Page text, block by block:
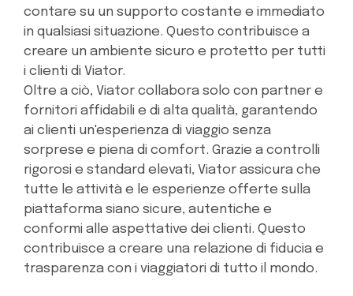
contare su un supporto costante e immediato
in qualsiasi situazione. Questo contribuisce a
creare un ambiente sicuro e protetto per tutti
i clienti di Viator.
Oltre a ciò, Viator collabora solo con partner e
fornitori affidabili e di alta qualità, garantendo
ai clienti un'esperienza di viaggio senza
sorprese e piena di comfort. Grazie a controlli
rigorosi e standard elevati, Viator assicura che
tutte le attività e le esperienze offerte sulla
piattaforma siano sicure, autentiche e
conformi alle aspettative dei clienti. Questo
contribuisce a creare una relazione di fiducia e
trasparenza con i viaggiatori di tutto il mondo.